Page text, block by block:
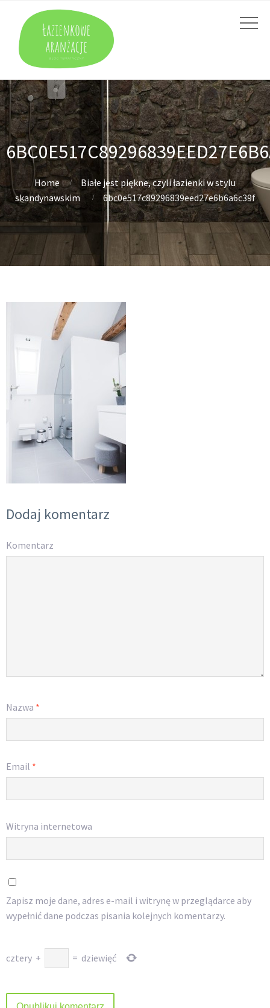
Home
Białe jest piękne, czyli łazienki w stylu
skandynawskim
6bc0e517c89296839eed27e6b6a6c39f
Dodaj komentarz
Komentarz
Nazwa *
Email *
Witryna internetowa
Zapisz moje dane, adres e-mail i witrynę w przeglądarce aby
wypełnić dane podczas pisania kolejnych komentarzy.
cztery + = dziewięć